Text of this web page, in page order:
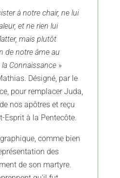
à notre chair, ne lui
et ne rien lui
mais plutôt
de notre âme au
Connaissance»
Désigné, par le
pour remplacer Juda,
nos apôtres et reçu
Esprit à la Pentecôte.
comme bien
des
de son martyre.